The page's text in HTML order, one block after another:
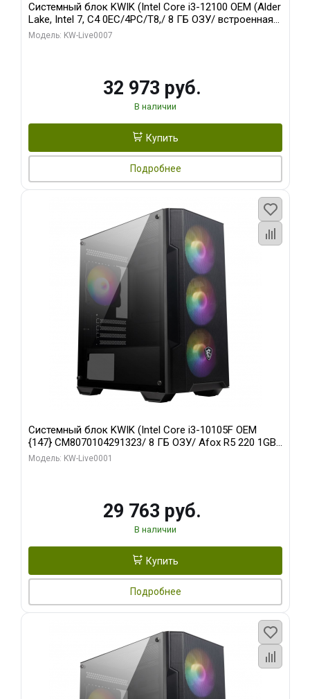
Системный блок KWIK (Intel Core i3-12100 OEM (Alder
Lake, Intel 7, C4 0EC/4PC/T8,/ 8 ГБ ОЗУ/ встроенная
графика/ 128 ГБ SSD)
Модель: KW-Live0007
32 973 руб.
В наличии
Купить
Подробнее
Системный блок KWIK (Intel Core i3-10105F OEM
{147} CM8070104291323/ 8 ГБ ОЗУ/ Afox R5 220 1GB
DDR3 64bit VGA DVI HDMI 1FAN LP RTL / 128 ГБ SSD)
Модель: KW-Live0001
29 763 руб.
В наличии
Купить
Подробнее